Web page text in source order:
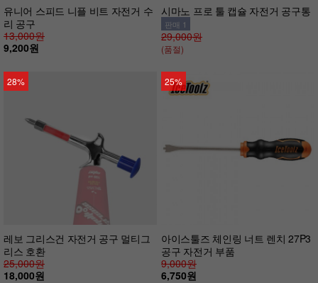
유니어 스피드 니플 비트 자전거 수
리 공구
13,000원
9,200원
시마노 프로 툴 캡슐 자전거 공구통
판매 1
29,000원
(품절)
28%
레보 그리스건 자전거 공구 멀티그
리스 호환
25,000원
18,000원
25%
아이스툴즈 체인링 너트 렌치 27P3
공구 자전거 부품
9,000원
6,750원